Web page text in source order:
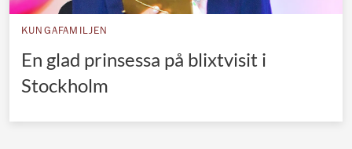
KUNGAFAMILJEN
En glad prinsessa på blixtvisit i
Stockholm